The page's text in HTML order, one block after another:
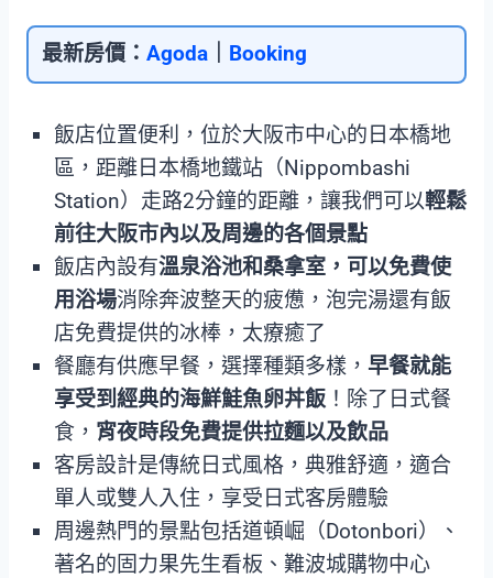
最新房價： Agoda｜ Booking
飯店位置便利，位於大阪市中心的日本橋地
區，距離日本橋地鐵站（Nippombashi
Station）走路2分鐘的距離，讓我們可以輕鬆
前往大阪市內以及周邊的各個景點
飯店內設有溫泉浴池和桑拿室，可以免費使
用浴場消除奔波整天的疲憊，泡完湯還有飯
店免費提供的冰棒，太療癒了
餐廳有供應早餐，選擇種類多樣， 早餐就能
享受到經典的海鮮鮭魚卵丼飯 ！除了日式餐
食， 宵夜時段免費提供拉麵以及飲品
客房設計是傳統日式風格，典雅舒適，適合
單人或雙人入住，享受日式客房體驗
周邊熱門的景點包括道頓崛（Dotonbori）、
著名的固力果先生看板、難波城購物中心